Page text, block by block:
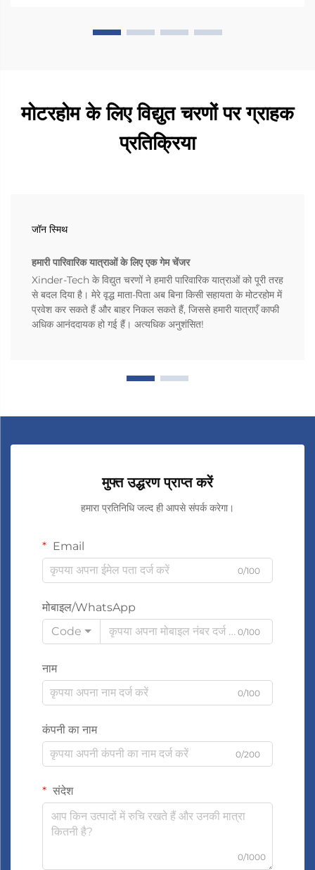
मोटरहोम के लिए विद्युत चरणों पर ग्राहक
प्रतिक्रिया
जॉन स्मिथ
हमारी पारिवारिक यात्राओं के लिए एक गेम चेंजर
Xinder-Tech के विद्युत चरणों ने हमारी पारिवारिक यात्राओं को पूरी तरह
से बदल दिया है। मेरे वृद्ध माता-पिता अब बिना किसी सहायता के मोटरहोम में
प्रवेश कर सकते हैं और बाहर निकल सकते हैं, जिससे हमारी यात्राएँ काफी
अधिक आनंददायक हो गई हैं। अत्यधिक अनुशंसित!
मुफ्त उद्धरण प्राप्त करें
हमारा प्रतिनिधि जल्द ही आपसे संपर्क करेगा।
Email
0/100
मोबाइल/WhatsApp
Code
0/100
नाम
0/100
कंपनी का नाम
0/200
संदेश
0/1000